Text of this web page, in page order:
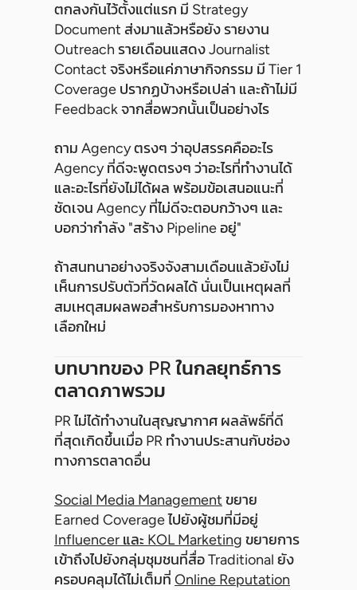
ตกลงกันไว้ตั้งแต่แรก มี Strategy
Document ส่งมาแล้วหรือยัง รายงาน
Outreach รายเดือนแสดง Journalist
Contact จริงหรือแค่ภาษากิจกรรม มี Tier 1
Coverage ปรากฏบ้างหรือเปล่า และถ้าไม่มี
Feedback จากสื่อพวกนั้นเป็นอย่างไร
ถาม Agency ตรงๆ ว่าอุปสรรคคืออะไร
Agency ที่ดีจะพูดตรงๆ ว่าอะไรที่ทำงานได้
และอะไรที่ยังไม่ได้ผล พร้อมข้อเสนอแนะที่
ชัดเจน Agency ที่ไม่ดีจะตอบกว้างๆ และ
บอกว่ากำลัง "สร้าง Pipeline อยู่"
ถ้าสนทนาอย่างจริงจังสามเดือนแล้วยังไม่
เห็นการปรับตัวที่วัดผลได้ นั่นเป็นเหตุผลที่
สมเหตุสมผลพอสำหรับการมองหาทาง
เลือกใหม่
บทบาทของ PR ในกลยุทธ์การ
ตลาดภาพรวม
PR ไม่ได้ทำงานในสุญญากาศ ผลลัพธ์ที่ดี
ที่สุดเกิดขึ้นเมื่อ PR ทำงานประสานกับช่อง
ทางการตลาดอื่น
Social Media Management ขยาย
Earned Coverage ไปยังผู้ชมที่มีอยู่
Influencer และ KOL Marketing ขยายการ
เข้าถึงไปยังกลุ่มชุมชนที่สื่อ Traditional ยัง
ครอบคลุมได้ไม่เต็มที่ Online Reputation